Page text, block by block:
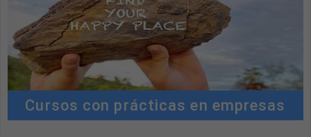
Cursos con prácticas en empresas